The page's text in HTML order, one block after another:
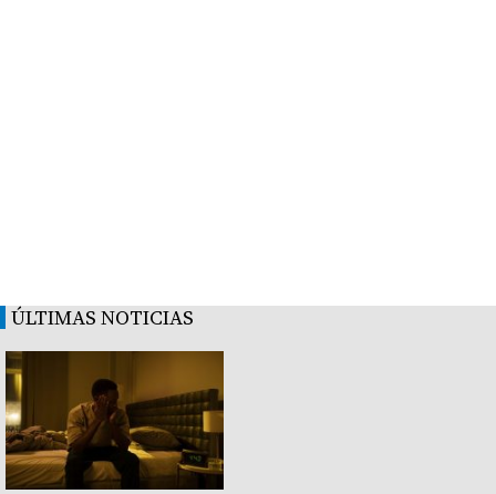
ÚLTIMAS NOTICIAS